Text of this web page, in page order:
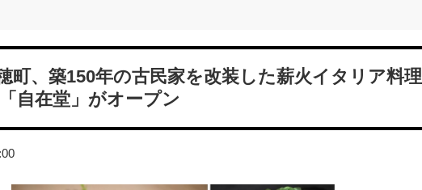
町、築150年の古民家を改装した薪火イタリア料理
自在堂」がオープン